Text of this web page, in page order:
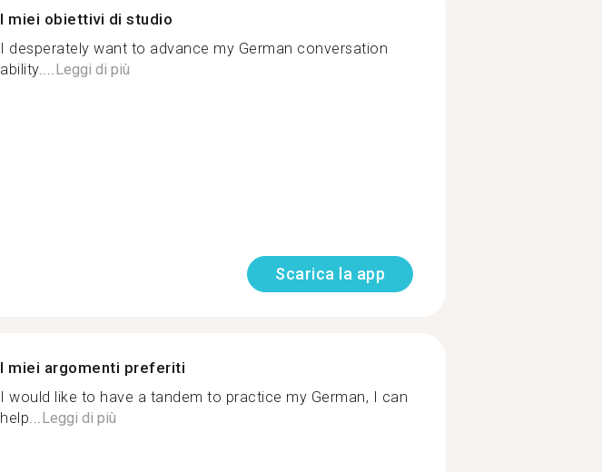
I miei obiettivi di studio
I desperately want to advance my German conversation
ability....Leggi di più
Scarica la app
I miei argomenti preferiti
I would like to have a tandem to practice my German, I can
help...Leggi di più